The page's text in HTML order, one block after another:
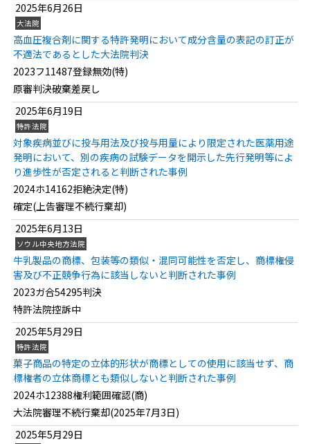
2025年6月26日
大法院
高血圧複合剤に関する特許発明において成分含量の表記の訂正が
不適法であるとした大法院判決
2023フ11487登録無効(特)
原審判決破棄差戻し
2025年6月19日
特許法院
対象疾病並びに投与用法及び投与用量により限定された医薬用途
発明において、別の疾病の試験データを開示した先行発明等によ
り進歩性が否定されると判断された事例
2024ホ14162拒絶決定(特)
確定(上告審理不続行棄却)
2025年6月13日
ソウル中央地方法院
牛乳製品の商標、包装等の類似・混同可能性を否定し、商標権侵
害及び不正競争行為に該当しないと判断された事例
2023ガ合54295判決
特許法院控訴中
2025年5月29日
特許法院
菓子商品の特定の立体的形状が商標としての使用に該当せず、商
標権者の立体商標とも類似しないと判断された事例
2024ホ12388権利範囲確認(商)
大法院審理不続行棄却(2025年7月3日)
2025年5月29日